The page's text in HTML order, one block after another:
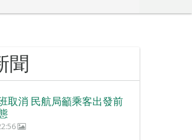
聞
取消 民航局籲乘客出發前